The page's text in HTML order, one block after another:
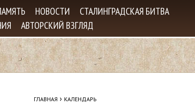
Jump to navigation
НОВОСТИ
СТАЛИНГРАДСКАЯ БИТВА
АВТОРСКИЙ ВЗГЛЯД
ГЛАВНАЯ › КАЛЕНДАРЬ